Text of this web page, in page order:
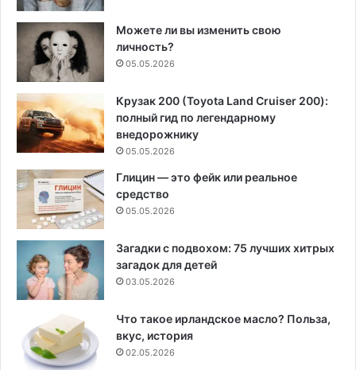
Можете ли вы изменить свою
личность?
05.05.2026
Крузак 200 (Toyota Land Cruiser 200):
полный гид по легендарному
внедорожнику
05.05.2026
Глицин — это фейк или реальное
средство
05.05.2026
Загадки с подвохом: 75 лучших хитрых
загадок для детей
03.05.2026
Что такое ирландское масло? Польза,
вкус, история
02.05.2026